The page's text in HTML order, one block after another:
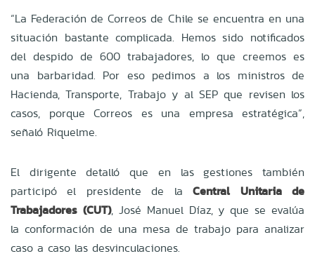
“La Federación de Correos de Chile se encuentra en una
situación bastante complicada. Hemos sido notificados
del despido de 600 trabajadores, lo que creemos es
una barbaridad. Por eso pedimos a los ministros de
Hacienda, Transporte, Trabajo y al SEP que revisen los
casos, porque Correos es una empresa estratégica”,
señaló Riquelme.
El dirigente detalló que en las gestiones también
participó el presidente de laCentral Unitaria de
Trabajadores (CUT), José Manuel Díaz, y que se evalúa
la conformación de una mesa de trabajo para analizar
caso a caso las desvinculaciones.